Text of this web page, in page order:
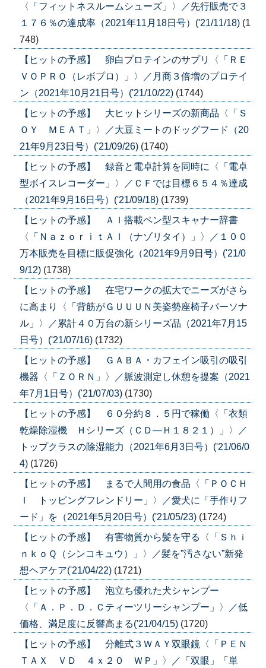
〈「フィットネスルームシューズ」〉／先行販売で３
１７６％の達成率（2021年11月18日号）('21/11/18) (1
748)
【ヒットの予感】 卵白プロテインのサプリ〈「ＲＥ
ＶＯＰＲＯ（レボプロ）」〉／月商３倍増のプロテイ
ン（2021年10月21日号）('21/10/22) (1744)
【ヒットの予感】 大ヒットシリーズの新商品〈「Ｓ
ＯＹ ＭＥＡＴ」〉／大豆ミートのドッグフード（20
21年9月23日号）('21/09/26) (1740)
【ヒットの予感】 録音と電卓計算を同時に〈「電卓
型ボイスレコーダー」〉／ＣＦでは目標６５４％達成
（2021年9月16日号）('21/09/18) (1739)
【ヒットの予感】 ＡＩ搭載ペン型スキャナー辞書
〈「ＮａｚｏｒｉｔＡＩ（ナゾリタイ）」〉／１００
万本販売を目標に販促強化（2021年9月9日号）('21/0
9/12) (1738)
【ヒットの予感】 在宅ワークの拡大でニーズがさら
に高まり〈「背筋がＧＵＵＵＮ美姿勢座椅子パーソナ
ル」〉／累計４０万台の新シリーズ品（2021年7月15
日号）('21/07/16) (1732)
【ヒットの予感】 ＧＡＢＡ・カフェイン吸引の吸引
機器〈「ＺＯＲＮ」〉／脈波測定し休憩を提案（2021
年7月1日号）('21/07/03) (1730)
【ヒットの予感】 ６０分約８．５円で稼働〈「衣類
乾燥除湿機 Ｈシリーズ（ＣＤ―Ｈ１８２１）」〉／
トップクラスの除湿能力（2021年6月3日号）('21/06/0
4) (1726)
【ヒットの予感】 まるで人間用の食品〈「ＰＯＣＨ
Ｉ トッピングフレンドリー」〉／愛犬に「手作りフ
ード」を（2021年5月20日号）('21/05/23) (1724)
【ヒットの予感】 有害物質から髪を守る〈「Ｓｈｉ
ｎｋｏＱ（シンコキュウ）」〉／髪を”汚さない”新発
想ヘアケア('21/04/22) (1721)
【ヒットの予感】 泡立ち優れた犬シャンプー
〈「Ａ．Ｐ．Ｄ．Ｃティーツリーシャンプー」〉／低
価格、満足度に反響高まる('21/04/15) (1720)
【ヒットの予感】 分離式３ＷＡＹ双眼鏡〈「ＰＥＮ
ＴＡＸ ＶＤ ４ｘ２０ ＷＰ」〉／「双眼」「単